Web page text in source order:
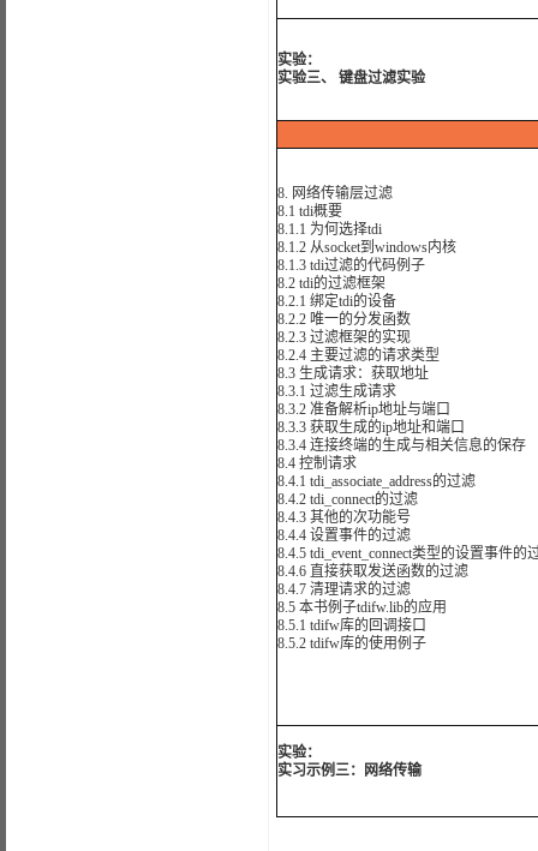
实验：
实验三、 键盘过滤实验
8. 网络传输层过滤
8.1 tdi概要
8.1.1 为何选择tdi
8.1.2 从socket到windows内核
8.1.3 tdi过滤的代码例子
8.2 tdi的过滤框架
8.2.1 绑定tdi的设备
8.2.2 唯一的分发函数
8.2.3 过滤框架的实现
8.2.4 主要过滤的请求类型
8.3 生成请求：获取地址
8.3.1 过滤生成请求
8.3.2 准备解析ip地址与端口
8.3.3 获取生成的ip地址和端口
8.3.4 连接终端的生成与相关信息的保存
8.4 控制请求
8.4.1 tdi_associate_address的过滤
8.4.2 tdi_connect的过滤
8.4.3 其他的次功能号
8.4.4 设置事件的过滤
8.4.5 tdi_event_connect类型的设置事件的
8.4.6 直接获取发送函数的过滤
8.4.7 清理请求的过滤
8.5 本书例子tdifw.lib的应用
8.5.1 tdifw库的回调接口
8.5.2 tdifw库的使用例子
实验：
实习示例三：网络传输